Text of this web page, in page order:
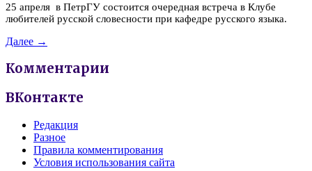
25 апреля в ПетрГУ состоится очередная встреча в Клубе
любителей русской словесности при кафедре русского языка.
Далее →
Комментарии
ВКонтакте
Редакция
Разное
Правила комментирования
Условия использования сайта